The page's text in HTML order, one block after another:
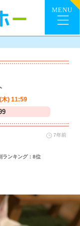
) 11:59
7年前
ランキング：8位